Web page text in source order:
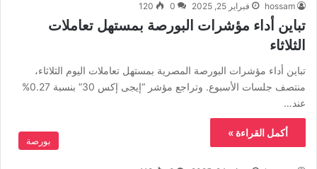
hossam فبراير 25, 2025 0
120
تباين أداء مؤشرات البورصة بمستهل تعاملات
الثلاثاء
تباين أداء مؤشرات البورصة المصرية بمستهل تعاملات اليوم الثلاثاء،
منتصف جلسات الأسبوع. وتراجع مؤشر “إيجى إكس 30” بنسبة 0.27%
عند…
أكمل القراءة »
بورصة